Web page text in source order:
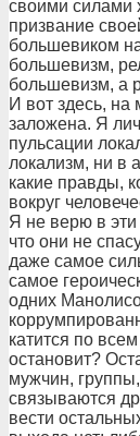
своими силами
призвание
большевиком
большевизм,
большевизм, а
И вот здесь, на
заложена. Я
пульсации
локализм, ни в
какие правды,
вокруг
Я не верю в эти
что они не
даже самое
самое
одних
катится по
остановит?
мужчин,
связываются
вести